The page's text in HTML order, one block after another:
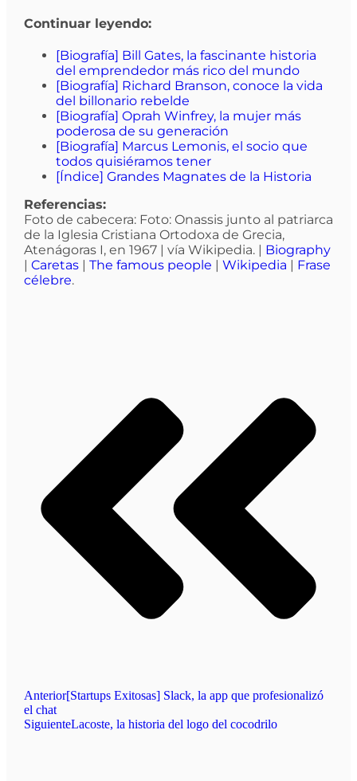
Continuar leyendo:
[Biografía] Bill Gates, la fascinante historia
del emprendedor más rico del mundo
[Biografía] Richard Branson, conoce la vida
del billonario rebelde
[Biografía] Oprah Winfrey, la mujer más
poderosa de su generación
[Biografía] Marcus Lemonis, el socio que
todos quisiéramos tener
[Índice] Grandes Magnates de la Historia
Referencias:
Foto de cabecera: Foto: Onassis junto al patriarca
de la Iglesia Cristiana Ortodoxa de Grecia,
Atenágoras I, en 1967 | vía Wikipedia. | Biography
| Caretas| The famous people | Wikipedia | Frase
célebre.
Anterior[Startups Exitosas] Slack, la app que profesionalizó
el chat
SiguienteLacoste, la historia del logo del cocodrilo